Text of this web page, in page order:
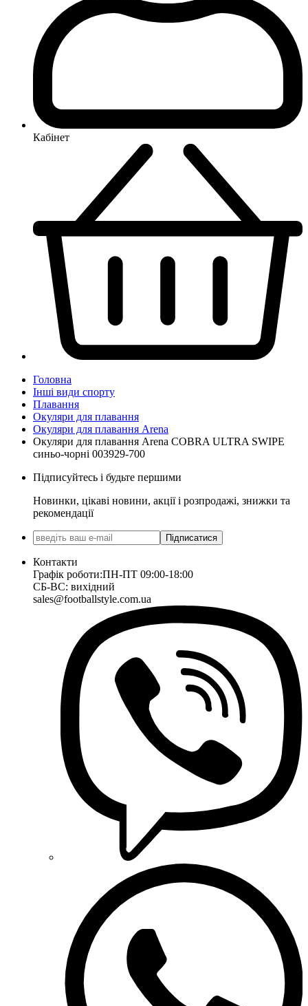
Кабінет
Головна
Інші види спорту
Плавання
Окуляри для плавання
Окуляри для плавання Arena
Окуляри для плавання Arena COBRA ULTRA SWIPE
синьо-чорні 003929-700
Підписуйтесь і будьте першими
Новинки, цікаві новини, акції і розпродажі, знижки та
рекомендації
Підписатися
Контакти
Графік роботи:ПН-ПТ 09:00-18:00
СБ-ВС: вихідний
sales@footballstyle.com.ua